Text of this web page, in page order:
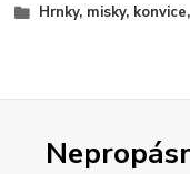
Hrnky, misky,